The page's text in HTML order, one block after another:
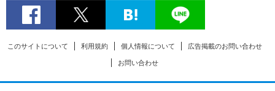
このサイトについて 利用規約 個人情報について 広告掲載のお問い合わせ
お問い合わせ